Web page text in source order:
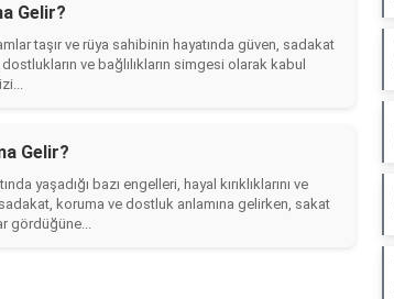
Gelir?
taşır ve rüya sahibinin hayatında güven, sadakat
ve bağlılıkların simgesi olarak kabul
Gelir?
yaşadığı bazı engelleri, hayal kırıklıklarını ve
koruma ve dostluk anlamına gelirken, sakat
gördüğüne...